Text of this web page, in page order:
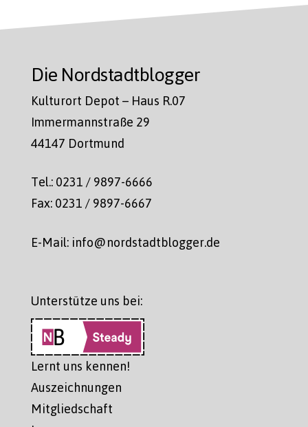
Die Nordstadtblogger
Kulturort Depot – Haus R.07
Immermannstraße 29
44147 Dortmund
Tel.: 0231 / 9897-6666
Fax: 0231 / 9897-6667
E-Mail: info@nordstadtblogger.de
Unterstütze uns bei:
Lernt uns kennen!
Auszeichnungen
Mitgliedschaft